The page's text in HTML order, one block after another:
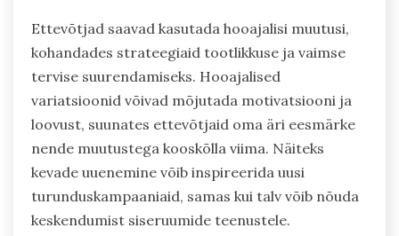
Ettevõtjad saavad kasutada hooajalisi muutusi,
kohandades strateegiaid tootlikkuse ja vaimse
tervise suurendamiseks. Hooajalised
variatsioonid võivad mõjutada motivatsiooni ja
loovust, suunates ettevõtjaid oma äri eesmärke
nende muutustega kooskõlla viima. Näiteks
kevade uuenemine võib inspireerida uusi
turunduskampaaniaid, samas kui talv võib nõuda
keskendumist siseruumide teenustele.